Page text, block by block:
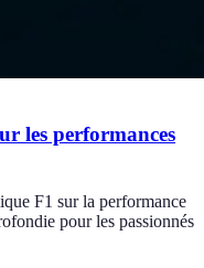
les performances
F1 sur la performance
pour les passionnés